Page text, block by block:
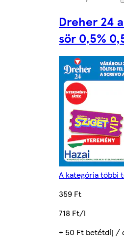
Dreher 24
sör 0,5%
A kategória többi
359 Ft
718 Ft/l
+ 50 Ft betétdíj /